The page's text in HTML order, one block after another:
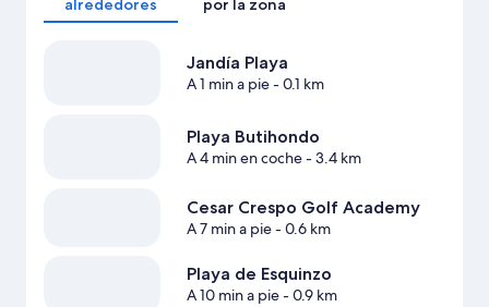
alrededores
por la zona
Jandía Playa
A 1 min a pie- 0.1 km
Playa Butihondo
A 4 min en coche- 3.4 km
Cesar Crespo Golf Academy
A 7 min a pie- 0.6 km
Playa de Esquinzo
A 10 min a pie- 0.9 km